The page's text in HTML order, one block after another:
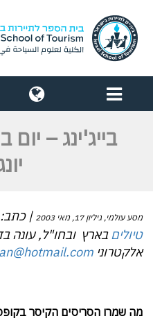
תפריט
בייג'ינג –
מסע עולמי, גיליון 17, מאי 2003 | כתב:
טיוליםבארץ ובחו"ל, עונה
אלקטרוני
מה שמרו הסריסים הקיסר